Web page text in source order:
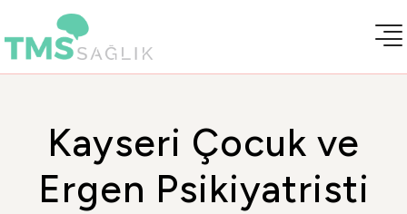
Kayseri Çocuk ve
Ergen Psikiyatristi